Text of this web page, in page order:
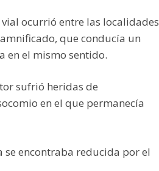
ocurrió entre las localidades
que conducía un
en el mismo sentido.
sufrió heridas de
en el que permanecía
se encontraba reducida por el